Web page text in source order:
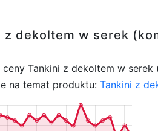
z dekoltem w serek
Tankini z dekoltem w
na temat produktu: Tankini z